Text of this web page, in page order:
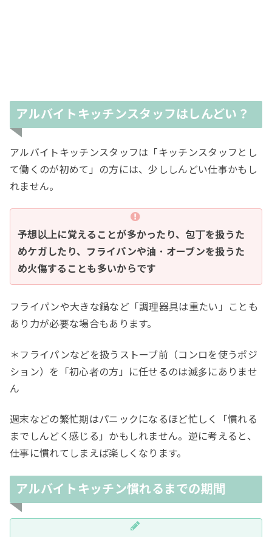
アルバイトキッチンスタッフはしんどい？
アルバイトキッチンスタッフは「キッチンスタッフとし
て働くのが初めて」の方には、少ししんどい仕事かもし
れません。
予想以上に覚えることが多かったり、包丁を扱うた
めケガしたり、フライパンや油・オーブンを扱うた
め火傷することも多いからです
フライパンや大きな鍋など「調理器具は重たい」ことも
あり力が必要な場合もあります。
＊フライパンなどを扱うストーブ前（コンロを使うポジ
ション）を「初心者の方」に任せるのは滅多にありませ
ん
週末などの繁忙期はパニックになるほど忙しく「慣れる
までしんどく感じる」かもしれません。逆に考えると、
仕事に慣れてしまえば楽しくなります。
アルバイトキッチン慣れるまでの期間